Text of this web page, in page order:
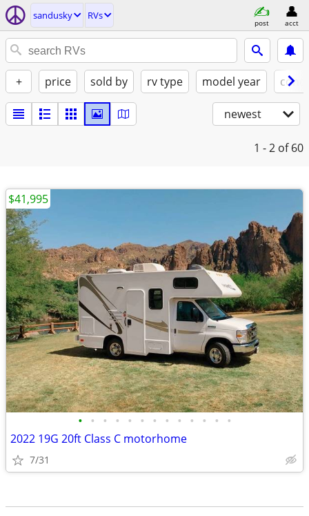
sandusky RVs
post acct
+ price sold by rv type model year
newest
1 - 2 of 60
• • • • • • • • • • • • •
2022 19G 20ft Class C motorhome
7/31
$41,995